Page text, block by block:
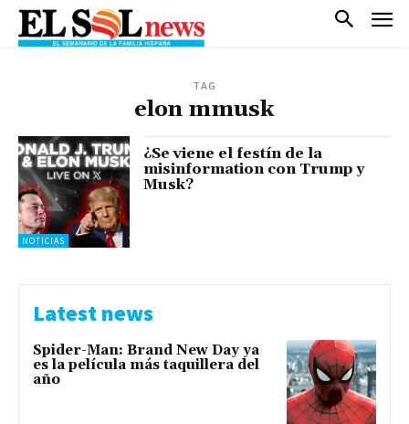
TAG
elon mmusk
NOTICIAS
¿Se viene el festín de la
misinformation con Trump y
Musk?
Latest news
Spider-Man: Brand New Day ya
es la película más taquillera del
año